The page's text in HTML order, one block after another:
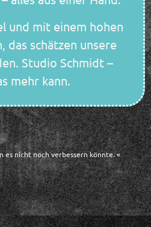
und mit einem hohen
das schätzen unsere
Studio Schmidt –
mehr kann.
es nicht noch verbessern könnte. «